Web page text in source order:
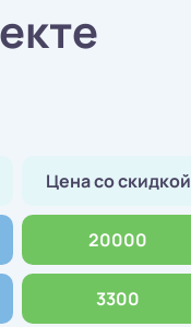
Цена со скидкой
20000
3300